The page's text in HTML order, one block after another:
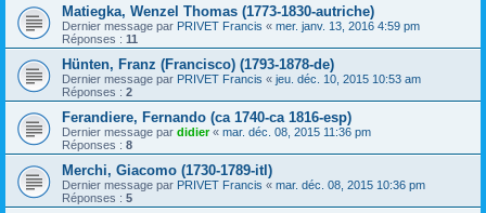
Matiegka, Wenzel Thomas (1773-1830-autriche)
Dernier message par PRIVET Francis « mer. janv. 13, 2016 4:59 pm
Réponses : 11
Hünten, Franz (Francisco) (1793-1878-de)
Dernier message par PRIVET Francis « jeu. déc. 10, 2015 10:53 am
Réponses : 2
Ferandiere, Fernando (ca 1740-ca 1816-esp)
Dernier message par didier« mar. déc. 08, 2015 11:36 pm
Réponses : 8
Merchi, Giacomo (1730-1789-itl)
Dernier message par PRIVET Francis « mar. déc. 08, 2015 10:36 pm
Réponses : 5